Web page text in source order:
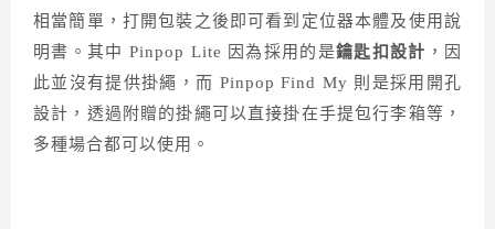
相當簡單，打開包裝之後即可看到定位器本體及使用說
明書。其中 Pinpop Lite 因為採用的是鑰匙扣設計 ，因
此並沒有提供掛繩，而 Pinpop Find My 則是採用開孔
設計，透過附贈的掛繩可以直接掛在手提包行李箱等，
多種場合都可以使用。